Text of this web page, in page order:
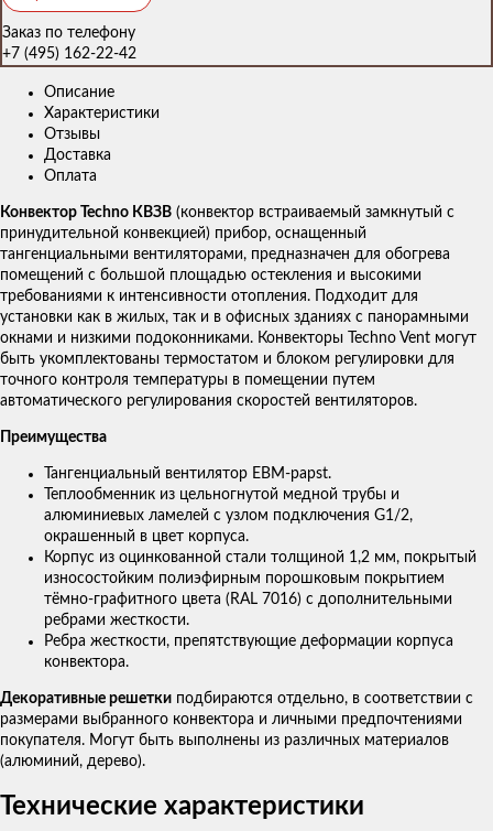
Заказ по телефону
+7 (495) 162-22-42
Описание
Характеристики
Отзывы
Доставка
Оплата
Конвектор Techno КВЗВ (конвектор встраиваемый замкнутый с
принудительной конвекцией) прибор, оснащенный
тангенциальными вентиляторами, предназначен для обогрева
помещений с большой площадью остекления и высокими
требованиями к интенсивности отопления. Подходит для
установки как в жилых, так и в офисных зданиях с панорамными
окнами и низкими подоконниками. Конвекторы Techno Vent могут
быть укомплектованы термостатом и блоком регулировки для
точного контроля температуры в помещении путем
автоматического регулирования скоростей вентиляторов.
Преимущества
Тангенциальный вентилятор EBM-papst.
Теплообменник из цельногнутой медной трубы и
алюминиевых ламелей с узлом подключения G1/2,
окрашенный в цвет корпуса.
Корпус из оцинкованной стали толщиной 1,2 мм, покрытый
износостойким полиэфирным порошковым покрытием
тёмно-графитного цвета (RAL 7016) с дополнительными
ребрами жесткости.
Ребра жесткости, препятствующие деформации корпуса
конвектора.
Декоративные решетки подбираются отдельно, в соответствии с
размерами выбранного конвектора и личными предпочтениями
покупателя. Могут быть выполнены из различных материалов
(алюминий, дерево).
Технические характеристики